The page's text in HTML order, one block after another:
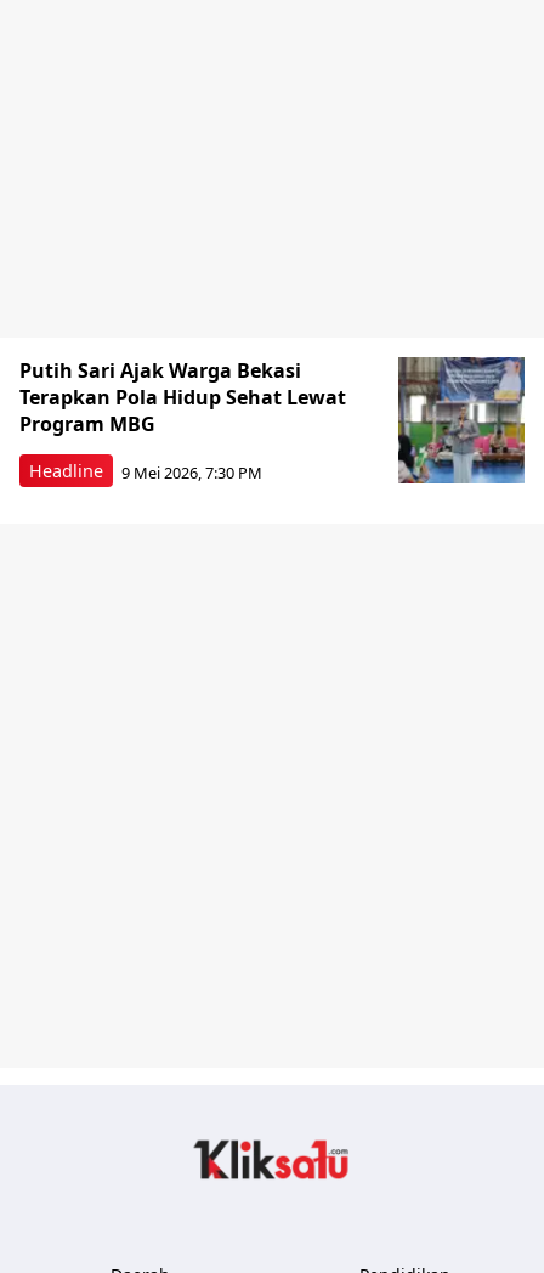
Headline
Putih Sari Ajak Warga Bekasi
Terapkan Pola Hidup Sehat Lewat
Program MBG
9 Mei 2026, 7:30 PM